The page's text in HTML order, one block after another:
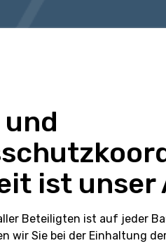
ist unser
Beteiligten ist auf jeder
wir Sie bei der Einhaltung